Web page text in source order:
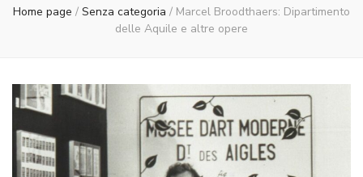
Home page / Senza categoria / Marcel Broodthaers: Dipartimento
delle Aquile e altre opere